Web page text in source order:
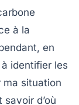
à la
en
identifier les
ma situation
d’où